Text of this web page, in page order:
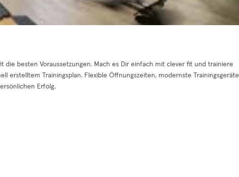
die besten Voraussetzungen. Mach es Dir einfach mit clever fit und trainiere
erstelltem Trainingsplan. Flexible Öffnungszeiten, modernste Trainingsgeräte
Erfolg.